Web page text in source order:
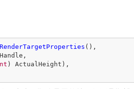
RenderTargetProperties (),
,
) ActualHeight ),